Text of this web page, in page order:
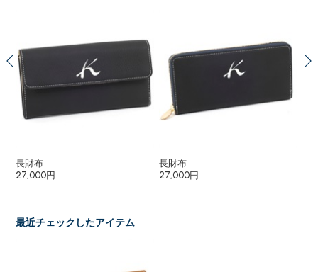
長財布
27,000円
長財布
27,000円
最近チェックしたアイテム